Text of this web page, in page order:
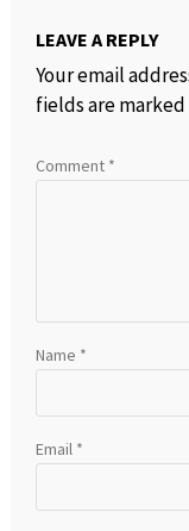
LEAVE A REPLY
Your email
fields are marked
Comment *
Name *
Email *